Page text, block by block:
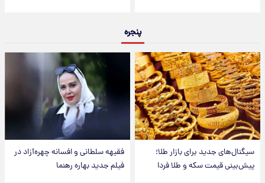
پنجره
سیگنال‌های جدید برای بازار طلا؛
پیش‌بینی قیمت سکه و طلا فردا
فقیهه سلطانی و افسانه چهره‌آزاد در
فیلم جدید بهاره رهنما